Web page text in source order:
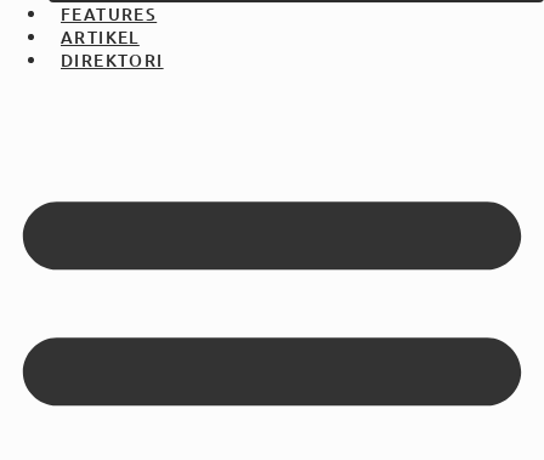
FEATURES
ARTIKEL
DIREKTORI